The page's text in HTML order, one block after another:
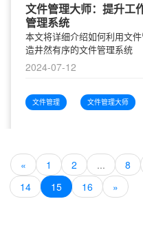
文件管理大师：提升工
管理系统
本文将详细介绍如何利用文
造井然有序的文件管理系统
2024-07-12
文件管理 文件管理大师
« 1 2 ... 8
14
15 16 »